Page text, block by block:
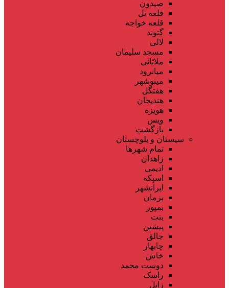
صیدون
قلعه تل
قلعه خواجه
گتوند
لالی
مسجد سلیمان
ملاثانی
میانرود
مینوشهر
هفتگل
هندیجان
هویزه
ویس
بازگشت
سیستان و بلوچستان
تمام شهر‌ها
زاهدان
ادیمی
اسپکه
ایرانشهر
بزمان
بمپور
بنت
پیشین
جالق
چابهار
خاش
دوست محمد
راسک
زابل